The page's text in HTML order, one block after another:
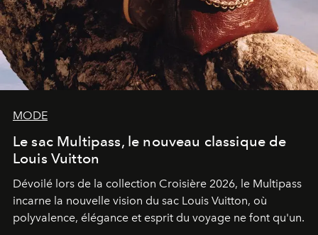
MODE
Le sac Multipass, le nouveau classique de
Louis Vuitton
Dévoilé lors de la collection Croisière 2026, le Multipass
incarne la nouvelle vision du sac Louis Vuitton, où
polyvalence, élégance et esprit du voyage ne font qu'un.